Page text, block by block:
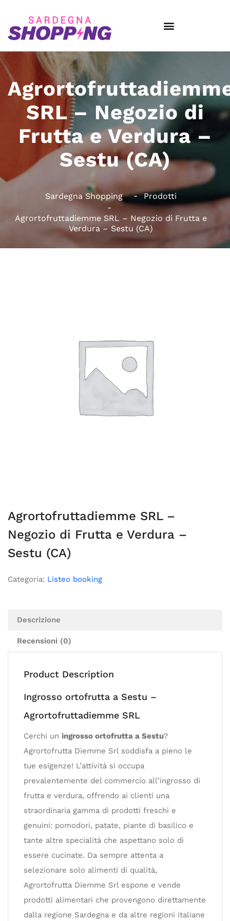
SRL – Negozio di
Frutta e Verdura –
Sestu (CA)
Sardegna Shopping Prodotti
Agrortofruttadiemme SRL – Negozio di Frutta e
Verdura – Sestu (CA)
Agrortofruttadiemme SRL –
Negozio di Frutta e Verdura –
Sestu (CA)
Categoria: Listeo booking
Descrizione
Recensioni (0)
Product Description
Ingrosso ortofrutta a Sestu –
Agrortofruttadiemme SRL
Cerchi un ingrosso ortofrutta a Sestu?
Agrortofrutta Diemme Srl soddisfa a pieno le
tue esigenze! L’attività si occupa
prevalentemente del commercio all’ingrosso di
frutta e verdura, offrendo ai clienti una
straordinaria gamma di prodotti freschi e
genuini: pomodori, patate, piante di basilico e
tante altre specialità che aspettano solo di
essere cucinate. Da sempre attenta a
selezionare solo alimenti di qualità,
Agrortofrutta Diemme Srl espone e vende
prodotti alimentari che provengono direttamente
dalla regione Sardegna e da altre regioni italiane